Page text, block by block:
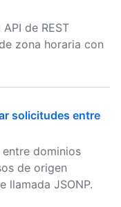
de REST
zona horaria con
solicitudes entre
entre dominios
de origen
llamada JSONP.